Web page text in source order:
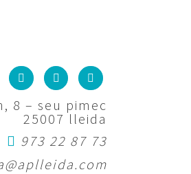
8 – seu pimec
25007 lleida
973 22 87 73